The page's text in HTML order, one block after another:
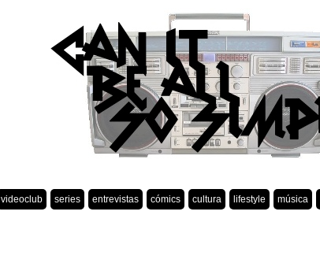
videoclub series entrevistas cómics cultura lifestyle música